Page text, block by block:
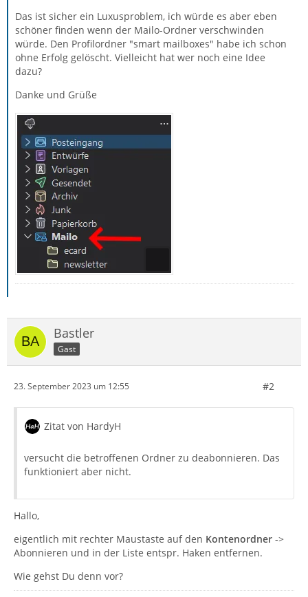
Das ist sicher ein Luxusproblem, ich würde es aber eben
schöner finden wenn der Mailo-Ordner verschwinden
würde. Den Profilordner "smart mailboxes" habe ich schon
ohne Erfolg gelöscht. Vielleicht hat wer noch eine Idee
dazu?
Danke und Grüße
Bastler
Gast
23. September 2023 um 12:55 #2
Zitat von HardyH
versucht die betroffenen Ordner zu deabonnieren. Das
funktioniert aber nicht.
Hallo,
eigentlich mit rechter Maustaste auf den Kontenordner ->
Abonnieren und in der Liste entspr. Haken entfernen.
Wie gehst Du denn vor?